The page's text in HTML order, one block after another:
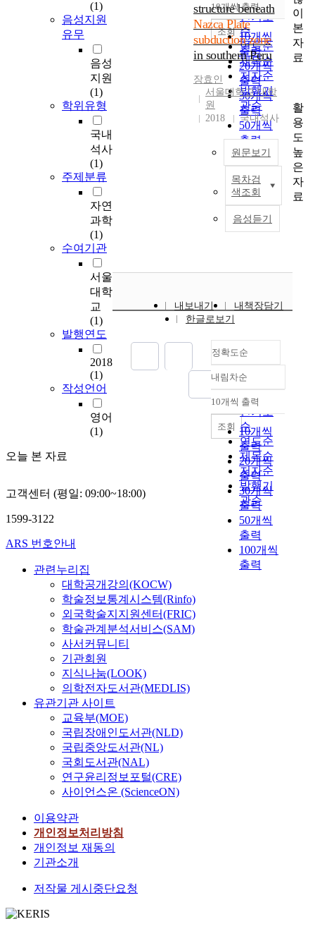
(1)
음성지원
유무
음성
지원
(1)
학위유형
국내
석사
(1)
주제분류
자연
과학
(1)
수여기관
서울
대학
교
(1)
발행연도
2018
(1)
작성언어
영어
(1)
오늘 본 자료
인기도
순
연도순
제목순
저자순
발행기
관순
내림차순
10개씩 출력
10개씩
출력
20개씩
출력
30개씩
출력
50개씩
출력
100개씩
출력
조회
structure beneath
Nazca Plate
subduction zone
in southern Peru
장효인
서울대학교 대학
원
2018
국내석사
원문보기
목차검
색조회
음성듣기
t
g
내보내기
내책장담기
한글로보기
정확도순
정확도
순
인기도
순
연도순
제목순
저자순
발행기
관순
내림차순
내림차순
10개씩 출력
10개씩
출력
20개씩
출력
30개씩
출력
50개씩
출력
100개씩
출력
조회
이
본
자
료
활
용
도
높
은
자
료
고객센터 (평일: 09:00~18:00)
1599-3122
ARS 번호안내
관련누리집
대학공개강의(KOCW)
학술정보통계시스템(Rinfo)
외국학술지지원센터(FRIC)
학술관계분석서비스(SAM)
사서커뮤니티
기관회원
지식나눔(LOOK)
의학전자도서관(MEDLIS)
유관기관 사이트
교육부(MOE)
국립장애인도서관(NLD)
국립중앙도서관(NL)
국회도서관(NAL)
연구윤리정보포털(CRE)
사이언스온 (ScienceON)
이용약관
개인정보처리방침
개인정보 재동의
기관소개
저작물 게시중단요청